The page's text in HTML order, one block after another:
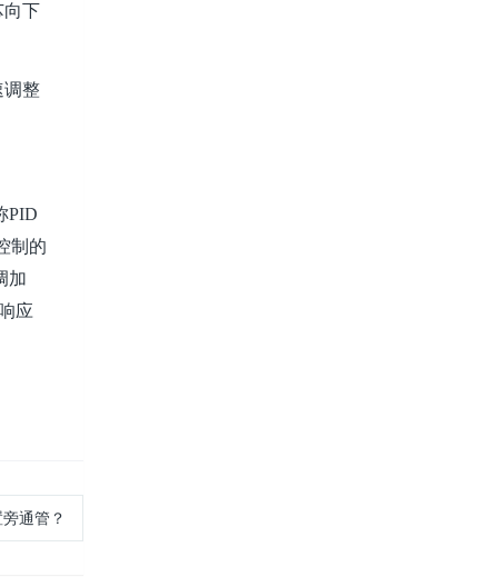
向下
调整
PID
制的
加
应
通管？